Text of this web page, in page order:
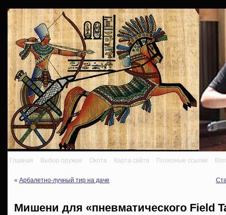
Главная Выбор оружия Охота Карта сайта Полезные ссылки
« Арбалетно-лучный тир на даче
Мишени для «пневматического Field